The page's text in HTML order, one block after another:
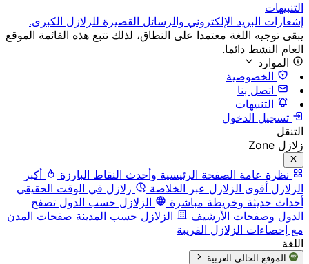
التنبيهات
إشعارات البريد الإلكتروني والرسائل القصيرة للزلازل الكبرى.
يبقى توجيه اللغة معتمدا على النطاق، لذلك تتبع هذه القائمة الموقع
العام النشط دائما.
الموارد
الخصوصية
اتصل بنا
التنبيهات
تسجيل الدخول
التنقل
زلازل Zone
نظرة عامة الصفحة الرئيسية وأحدث النقاط البارزة
أكبر
الزلازل أقوى الزلازل عبر الخلاصة
زلازل في الوقت الحقيقي
أحداث حديثة وخريطة مباشرة
الزلازل حسب الدول تصفح
الدول وصفحات الأرشيف
الزلازل حسب المدينة صفحات المدن
مع إحصاءات الزلازل القريبة
اللغة
الموقع الحالي العربية